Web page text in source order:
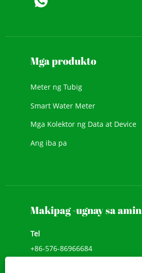
Mga produkto
Meter ng Tubig
Smart Water Meter
Mga Kolektor ng Data at Device
Ang iba pa
Makipag -ugnay sa amin
Tel
+86-576-86966684